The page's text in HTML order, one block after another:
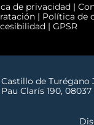
de privacidad |
| Política de
| GPSR
de Turégano
Clarís 190,